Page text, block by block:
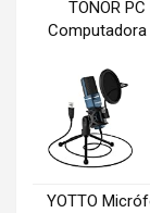
TONOR
Computadora
YOTTO